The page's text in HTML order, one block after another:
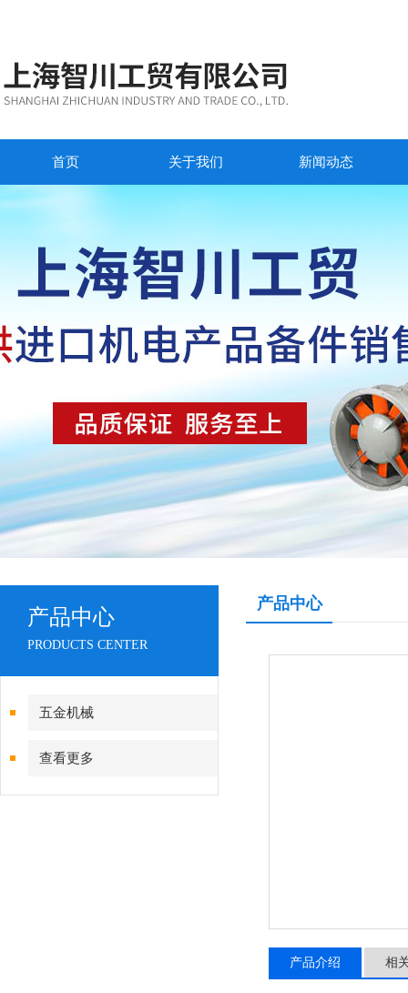
首页 关于我们 新闻动态
产品中心
PRODUCTS CENTER
五金机械
查看更多
产品中心
产品介绍 相